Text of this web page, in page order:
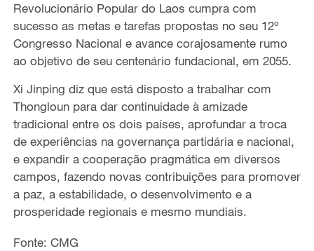
Revolucionário Popular do Laos cumpra com
sucesso as metas e tarefas propostas no seu 12º
Congresso Nacional e avance corajosamente rumo
ao objetivo de seu centenário fundacional, em 2055.
Xi Jinping diz que está disposto a trabalhar com
Thongloun para dar continuidade à amizade
tradicional entre os dois países, aprofundar a troca
de experiências na governança partidária e nacional,
e expandir a cooperação pragmática em diversos
campos, fazendo novas contribuições para promover
a paz, a estabilidade, o desenvolvimento e a
prosperidade regionais e mesmo mundiais.
Fonte: CMG